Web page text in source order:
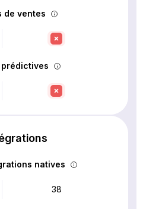
de ventes
natives
38